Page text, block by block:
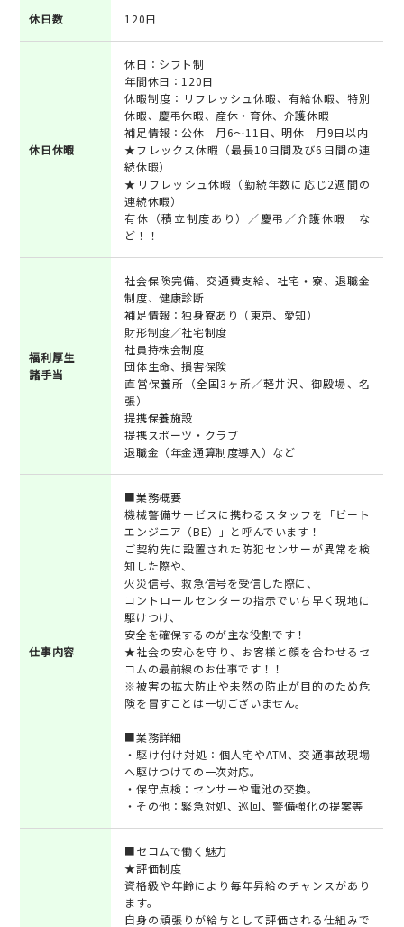
休日数 120日
休日休暇
休日：シフト制
年間休日：120日
休暇制度：リフレッシュ休暇、有給休暇、特別
休暇、慶弔休暇、産休・育休、介護休暇
補足情報：公休 月6～11日、明休 月9日以内
★フレックス休暇（最長10日間及び6日間の連
続休暇）
★リフレッシュ休暇（勤続年数に応じ2週間の
連続休暇）
有休（積立制度あり）／慶弔／介護休暇 な
ど！！
福利厚生
諸手当
社会保険完備、交通費支給、社宅・寮、退職金
制度、健康診断
補足情報：独身寮あり（東京、愛知）
財形制度／社宅制度
社員持株会制度
団体生命、損害保険
直営保養所（全国3ヶ所／軽井沢、御殿場、名
張）
提携保養施設
提携スポーツ・クラブ
退職金（年金通算制度導入）など
仕事内容
■業務概要
機械警備サービスに携わるスタッフを「ビート
エンジニア（BE）」と呼んでいます！
ご契約先に設置された防犯センサーが異常を検
知した際や、
火災信号、救急信号を受信した際に、
コントロールセンターの指示でいち早く現地に
駆けつけ、
安全を確保するのが主な役割です！
★社会の安心を守り、お客様と顔を合わせるセ
コムの最前線のお仕事です！！
※被害の拡大防止や未然の防止が目的のため危
険を冒すことは一切ございません。
■業務詳細
・駆け付け対処：個人宅やATM、交通事故現場
へ駆けつけての一次対応。
・保守点検：センサーや電池の交換。
・その他：緊急対処、巡回、警備強化の提案等
■セコムで働く魅力
★評価制度
資格級や年齢により毎年昇給のチャンスがあり
ます。
自身の頑張りが給与として評価される仕組みで